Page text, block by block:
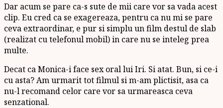
Dar acum se pare ca-s sute de mii care vor sa vada acest
clip. Eu cred ca se exagereaza, pentru ca nu mi se pare
ceva extraordinar, e pur si simplu un film destul de slab
(realizat cu telefonul mobil) in care nu se inteleg prea
multe.
Decat ca Monica-i face sex oral lui Iri. Si atat. Bun, si ce-i
cu asta? Am urmarit tot filmul si m-am plictisit, asa ca
nu-l recomand celor care vor sa urmareasca ceva
senzational.